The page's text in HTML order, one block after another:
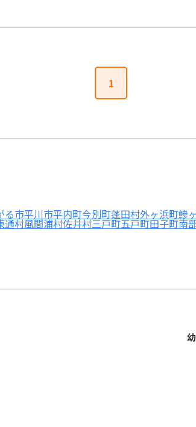
1
る市平川市平内町今別町蓬田村外ヶ浜町鰺
通村風間浦村佐井村三戸町五戸町田子町南